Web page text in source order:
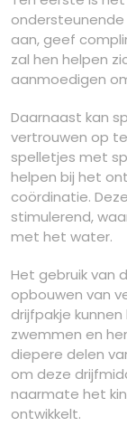
aan, geef
zal hen helpen
aanmoedigen
Daarnaast kan
vertrouwen op
spelletjes met
helpen bij het
coördinatie.
stimulerend,
met het water.
Het gebruik van
opbouwen van
drijfpakje
zwemmen en
diepere delen
om deze
naarmate het
ontwikkelt.